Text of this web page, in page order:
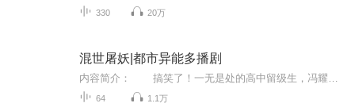
330 20万
混世屠妖|都市异能多播剧
64 1.1万